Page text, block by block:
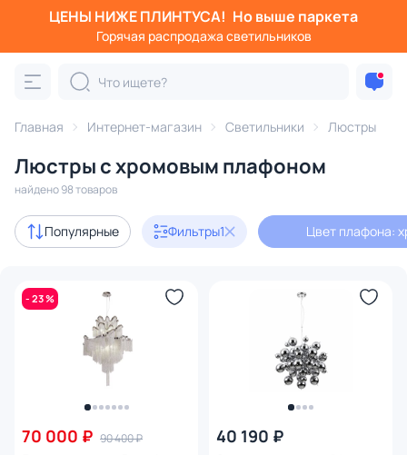
ЦЕНЫ НИЖЕ ПЛИНТУСА! Но выше паркета
Горячая распродажа светильников
Главная Интернет-магазин Светильники Люстры
Люстры с хромовым плафоном
найдено 98 товаров
Популярные Фильтры1 Цвет плафона:
- 23 %
70 000 ₽ 90 400 ₽
40 190 ₽
Фильтры
Категория:
подвесные потолочные светодиодные
Акции 28
Дизайнерский свет 13
В наличии 75
Цена